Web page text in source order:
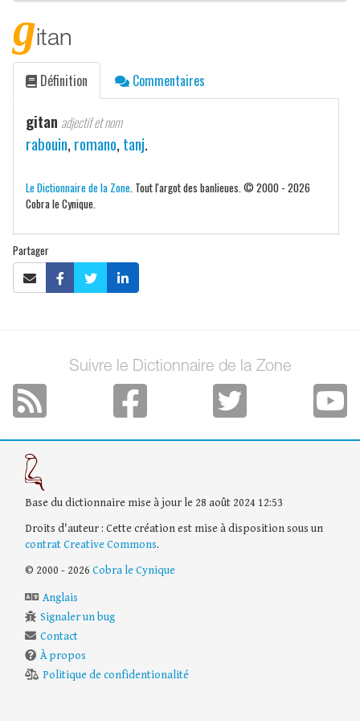
gitan
Définition Commentaires
gitan adjectif et nom
rabouin, romano, tanj.
Le Dictionnaire de la Zone . Tout l'argot des banlieues. © 2000 - 2026
Cobra le Cynique.
Partager
Suivre le Dictionnaire de la Zone
Base du dictionnaire mise à jour le 28 août 2024 12:53
Droits d'auteur : Cette création est mise à disposition sous un
contrat Creative Commons.
© 2000 - 2026 Cobra le Cynique
Anglais
Signaler un bug
Contact
À propos
Politique de confidentionalité